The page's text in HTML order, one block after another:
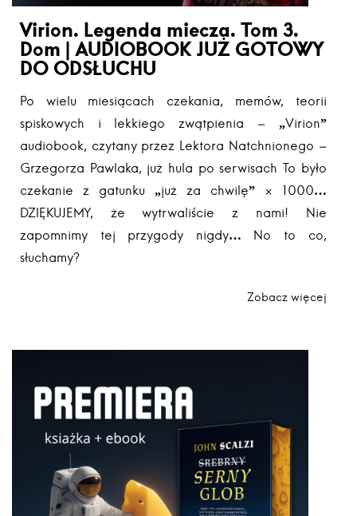
Virion. Legenda miecza. Tom 3.
Dom | AUDIOBOOK JUŻ GOTOWY
DO ODSŁUCHU
Po wielu miesiącach czekania, memów, teorii
spiskowych i lekkiego zwątpienia – „Virion”
audiobook, czytany przez Lektora Natchnionego –
Grzegorza Pawlaka, już hula po serwisach To było
czekanie z gatunku „już za chwilę” × 1000…
DZIĘKUJEMY, że wytrwaliście z nami! Nie
zapomnimy tej przygody nigdy… No to co,
słuchamy?
Zobacz więcej